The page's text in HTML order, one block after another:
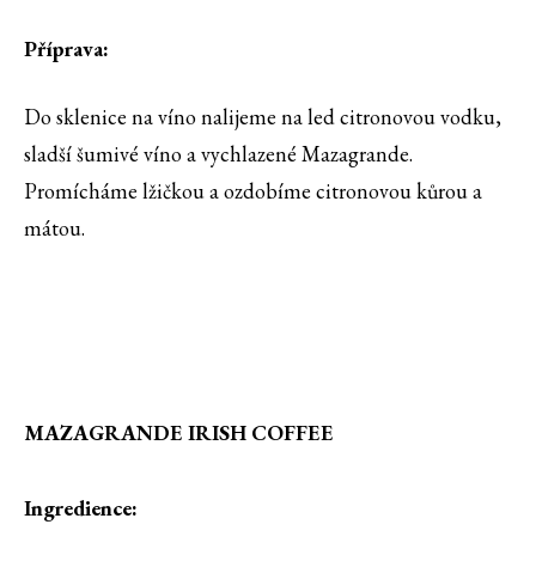
Příprava:
Do sklenice na víno nalijeme na led citronovou vodku,
sladší šumivé víno a vychlazené Mazagrande.
Promícháme lžičkou a ozdobíme citronovou kůrou a
mátou.
MAZAGRANDE IRISH COFFEE
Ingredience: